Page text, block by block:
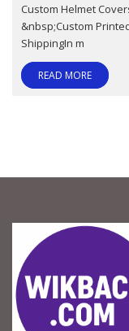
Custom Helmet
&nbsp;Custom
ShippingIn m
READ MORE